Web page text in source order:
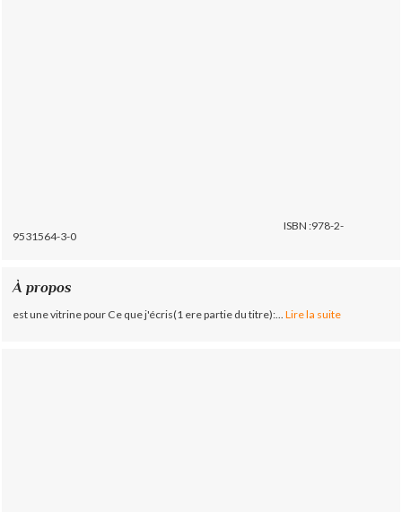
ISBN :978-2-
9531564-3-0
À propos
est une vitrine pour Ce que j'écris(1 ere partie du titre):... Lire la suite